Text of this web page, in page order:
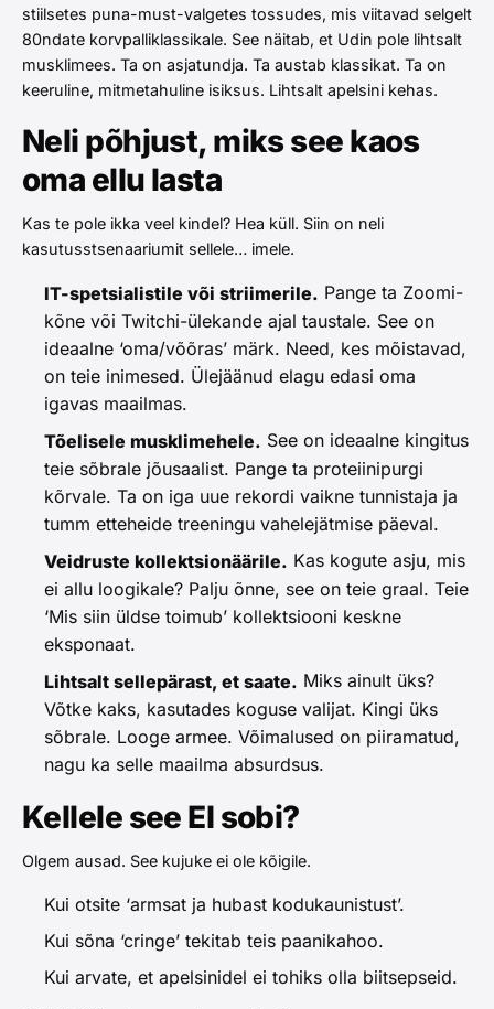
stiilsetes puna-must-valgetes tossudes, mis viitavad selgelt
80ndate korvpalliklassikale. See näitab, et Udin pole lihtsalt
musklimees. Ta on asjatundja. Ta austab klassikat. Ta on
keeruline, mitmetahuline isiksus. Lihtsalt apelsini kehas.
Neli põhjust, miks see kaos
oma ellu lasta
Kas te pole ikka veel kindel? Hea küll. Siin on neli
kasutusstsenaariumit sellele… imele.
IT-spetsialistile või striimerile. Pange ta Zoomi-
kõne või Twitchi-ülekande ajal taustale. See on
ideaalne ‘oma/võõras’ märk. Need, kes mõistavad,
on teie inimesed. Ülejäänud elagu edasi oma
igavas maailmas.
Tõelisele musklimehele. See on ideaalne kingitus
teie sõbrale jõusaalist. Pange ta proteiinipurgi
kõrvale. Ta on iga uue rekordi vaikne tunnistaja ja
tumm etteheide treeningu vahelejätmise päeval.
Veidruste kollektsionäärile. Kas kogute asju, mis
ei allu loogikale? Palju õnne, see on teie graal. Teie
‘Mis siin üldse toimub’ kollektsiooni keskne
eksponaat.
Lihtsalt sellepärast, et saate. Miks ainult üks?
Võtke kaks, kasutades koguse valijat. Kingi üks
sõbrale. Looge armee. Võimalused on piiramatud,
nagu ka selle maailma absurdsus.
Kellele see EI sobi?
Olgem ausad. See kujuke ei ole kõigile.
Kui otsite ‘armsat ja hubast kodukaunistust’.
Kui sõna ‘cringe’ tekitab teis paanikahoo.
Kui arvate, et apelsinidel ei tohiks olla biitsepseid.